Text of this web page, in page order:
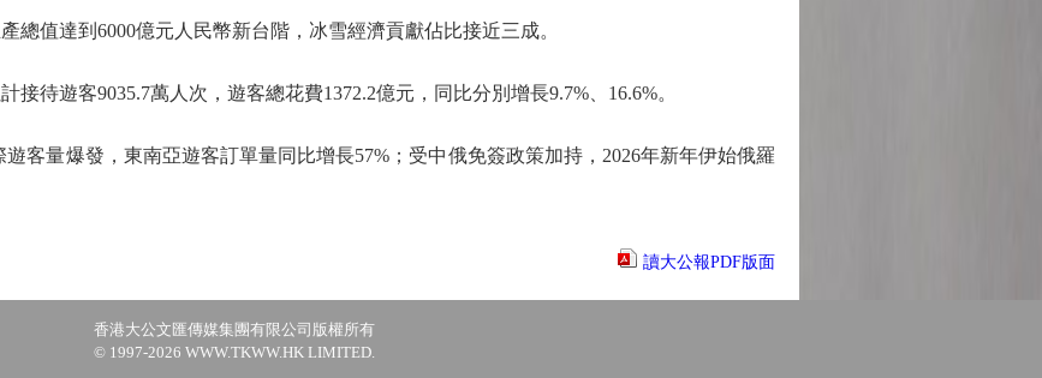
值達到6000億元人民幣新台階，冰雪經濟貢獻佔比接近三成。
遊客9035.7萬人次，遊客總花費1372.2億元，同比分別增長9.7%、16.6%。
量爆發，東南亞遊客訂單量同比增長57%；受中俄免簽政策加持，2026年新年伊始俄羅
讀大公報PDF版面
香港大公文匯傳媒集團有限公司版權所有
© 1997-2026 WWW.TKWW.HK LIMITED.